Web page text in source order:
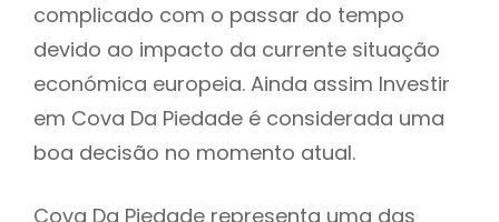
complicado com o passar do tempo
devido ao impacto da currente situação
económica europeia. Ainda assim Investir
em Cova Da Piedade é considerada uma
boa decisão no momento atual.
Cova Da Piedade representa uma das